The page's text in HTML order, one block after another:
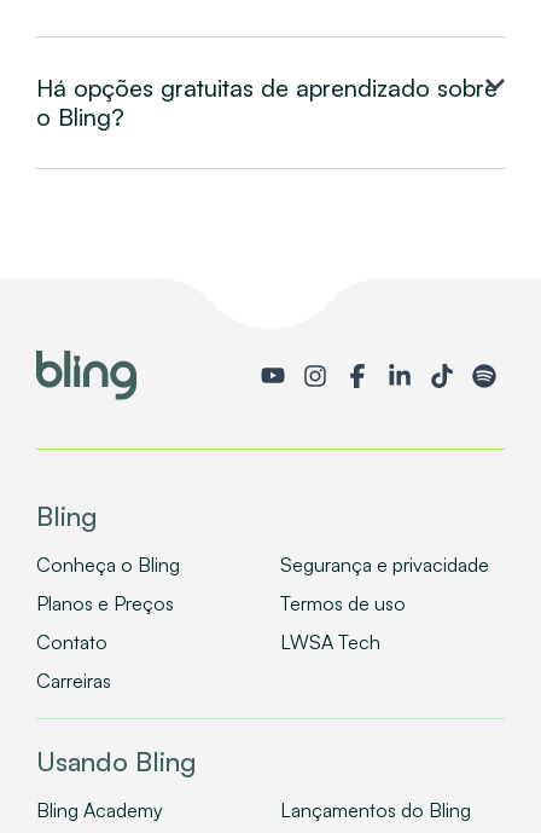
Há opções gratuitas de aprendizado sobre
o Bling?
Bling
Conheça o Bling
Planos e Preços
Contato
Carreiras
Segurança e privacidade
Termos de uso
LWSA Tech
Usando Bling
Bling Academy Lançamentos do Bling